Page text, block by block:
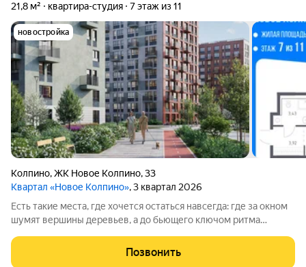
21,8 м²
квартира-студия 7 этаж из 11
новостройка
Колпино,ЖК Новое Колпино,33
Квартал «Новое Колпино», 3 квартал 2026
Есть такие места, где хочется остаться навсегда: где за окном
шумят вершины деревьев, а до бьющего ключом ритма
вас квартал "Новое Колпино" в зеленом районе
Петербурга.Здесь можно проводить
Позвонить